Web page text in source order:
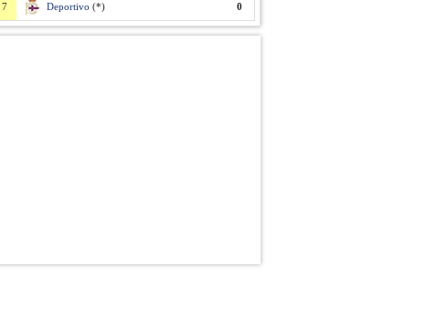
7 Deportivo (*) 0